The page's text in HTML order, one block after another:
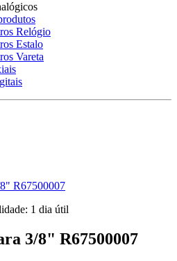
Relógio
Estalo
Vareta
R67500007
1 dia útil
3/8" R67500007